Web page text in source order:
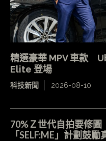
精選豪華 MPV 車款
Elite 登場
科技新聞 2026-08-10
70%Ｚ世代自拍要修
「SELF:ME」計劃鼓勵